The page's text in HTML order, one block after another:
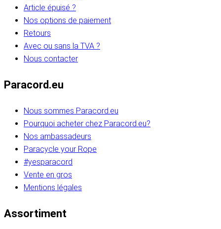
Article épuisé ?
Nos options de paiement
Retours
Avec ou sans la TVA ?
Nous contacter
Paracord.eu
Nous sommes Paracord.eu
Pourquoi acheter chez Paracord.eu?
Nos ambassadeurs
Paracycle your Rope
#yesparacord
Vente en gros
Mentions légales
Assortiment